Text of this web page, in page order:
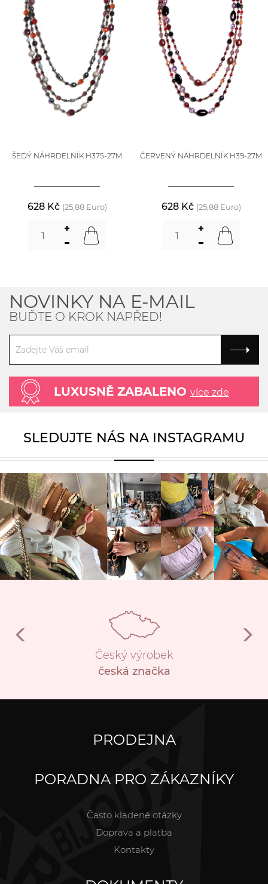
ŠEDÝ NÁHRDELNÍK H375-27M
628 Kč (25,88 Euro)
ČERVENÝ NÁHRDELNÍK H39-27M
628 Kč (25,88 Euro)
NOVINKY NA E-MAIL
BUĎTE O KROK NAPŘED!
LUXUSNĚ ZABALENO více zde
SLEDUJTE NÁS NA INSTAGRAMU
Český výrobek
česká značka
PRODEJNA
PORADNA PRO ZÁKAZNÍKY
Často kladené otázky
Doprava a platba
Kontakty